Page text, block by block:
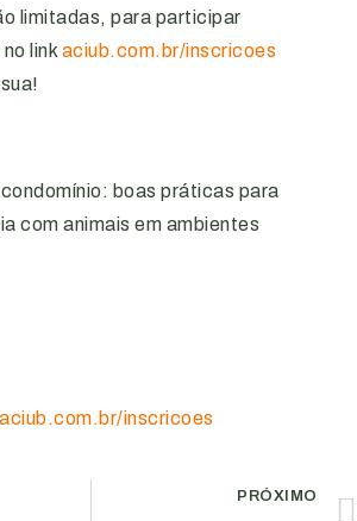
limitadas, para participar
link aciub.com.br/inscricoes
boas práticas para
com animais em ambientes
aciub.com.br/inscricoes
PRÓXIMO